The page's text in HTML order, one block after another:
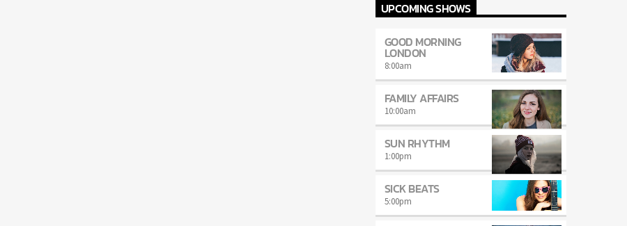
UPCOMING SHOWS
GOOD MORNING
LONDON
8:00am
FAMILY AFFAIRS
10:00am
SUN RHYTHM
1:00pm
SICK BEATS
5:00pm